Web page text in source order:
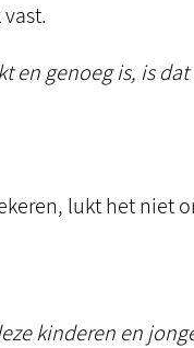
en genoeg is, is
lukt het niet
kinderen en